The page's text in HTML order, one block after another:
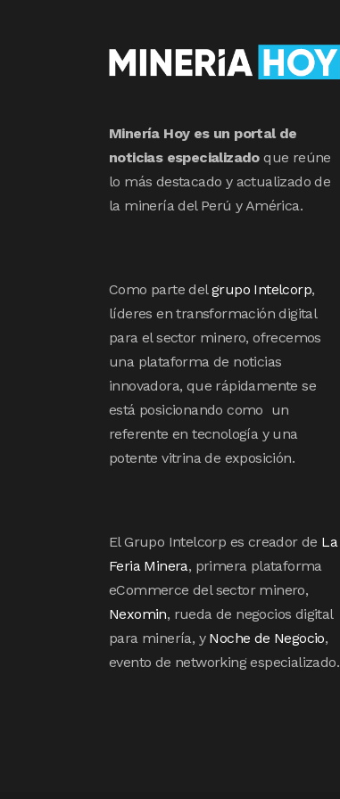
Minería Hoy es un portal de
noticias especializadoque reúne
lo más destacado y actualizado de
la minería del Perú y América.
Como parte delgrupo Intelcorp,
líderes en transformación digital
para el sector minero, ofrecemos
una plataforma de noticias
innovadora, que rápidamente se
está posicionando como un
referente en tecnología y una
potente vitrina de exposición.
El Grupo Intelcorp es creador de La
Feria Minera, primera plataforma
eCommerce del sector minero,
Nexomin, rueda de negocios digital
para minería, y Noche de Negocio,
evento de networking especializado.